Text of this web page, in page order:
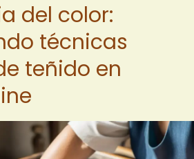
del color:
técnicas
teñido en